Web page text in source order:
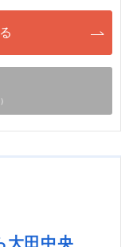
大田中央